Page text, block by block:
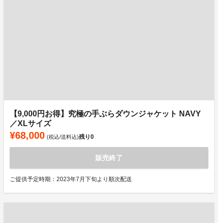
【9,000円お得】究極の手ぶらダウンジャケット NAVY
／XLサイズ
¥68,000 (税込/送料込)残り0
販売終了
ご提供予定時期：2023年7月下旬より順次配送